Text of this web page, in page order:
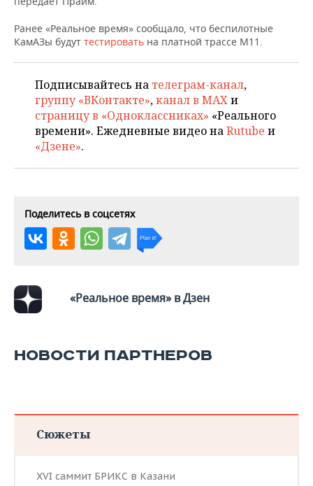
ТАТАРСТАНА
НЕФТЕХИМИЯ
ОПК
ЭНЕРГЕТИКА
РОЗНИЧНАЯ ТОРГОВЛЯ
ТРАНСПОРТ
УСЛУГИ
НОВОСТИ ТЕХНОЛОГИЙ
МЕДИА
ТЕЛЕКОММУНИКАЦИИ
МЕРОПРИЯТИЯ
НОВОСТИ МЕРОПРИЯТИЙ
ВЫЕЗДНАЯ РЕДАКЦИЯ
БИЗНЕС-БРАНЧИ
ОТКРЫТАЯ ЛЕКЦИЯ
СПОРТ
НОВОСТИ СПОРТА
ФУТБОЛ
БАСКЕТБОЛ
ВОЛЕЙБОЛ
ФИГУРНОЕ КАТАНИЕ
ОБЩЕСТВО
НОВОСТИ ОБЩЕСТВА
ИНФРАСТРУКТУРА
ИСТОРИЯ
МЕДИЦИНА
ФОТОГАЛЕРЕЯ
СПРАВОЧНИК
СПИСОК ПЕРСОН
ПОЛНАЯ ВЕРСИЯ
Ранее «Реальное время» сообщало, что беспилотные
КамАЗы будут тестировать на платной трассе М11.
Подписывайтесь на телеграм-канал,
группу «ВКонтакте»,канал в MAXи
страницу в «Одноклассниках» «Реального
времени». Ежедневные видео наRutube и
«Дзене».
Поделитесь в соцсетях
«Реальное время» в Дзен
НОВОСТИ ПАРТНЕРОВ
Сюжеты
XVI саммит БРИКС в Казани